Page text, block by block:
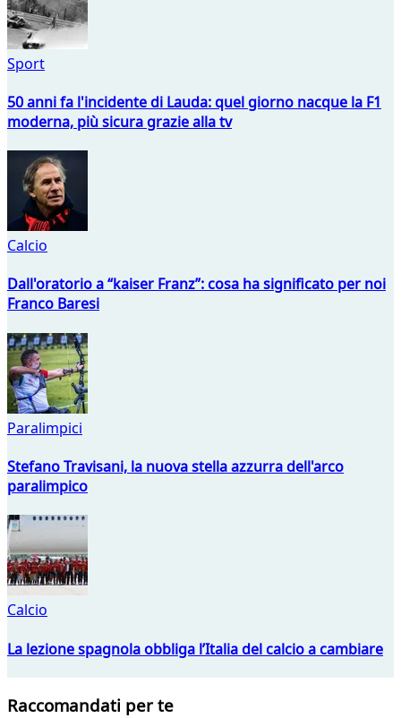
Sport
50 anni fa l'incidente di Lauda: quel giorno nacque la F1
moderna, più sicura grazie alla tv
Calcio
Dall'oratorio a “kaiser Franz”: cosa ha significato per noi
Franco Baresi
Paralimpici
Stefano Travisani, la nuova stella azzurra dell'arco
paralimpico
Calcio
La lezione spagnola obbliga l’Italia del calcio a cambiare
Raccomandati per te